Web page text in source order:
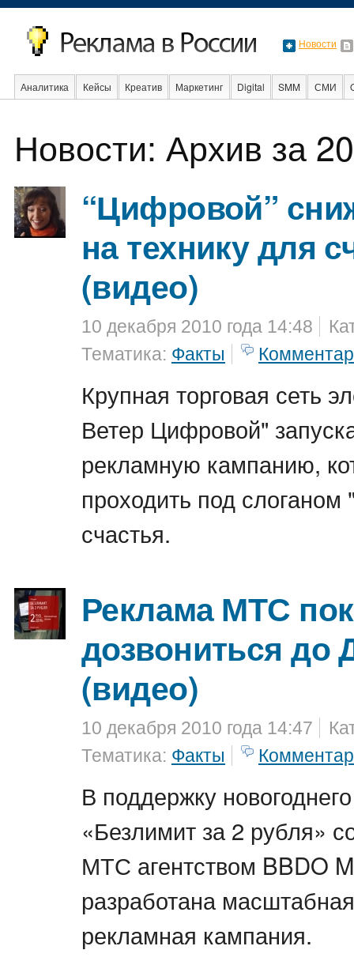
Новости
Аналитика Кейсы Креатив Маркетинг Digital SMM СМИ
Новости: Архив за
“Цифровой”
на технику для
(видео)
10 декабря 2010 года 14:48
Тематика: Факты
Крупная торговая сеть
Ветер Цифровой"
рекламную кампанию,
проходить под слоганом
счастья.
Реклама МТС
дозвониться до
(видео)
10 декабря 2010 года 14:47
Тематика: Факты
В поддержку
«Безлимит за 2 рубля»
МТС агентством BBDO
разработана
рекламная кампания.